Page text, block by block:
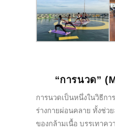
“การนวด”
การนวดเป็นหนึ่งในวิธีก
ร่างกายผ่อนคลาย ทั้งช่ว
ของกล้ามเนื้อ บรรเทาค